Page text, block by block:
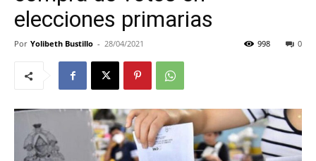
elecciones primarias
Por Yolibeth Bustillo - 28/04/2021 0
998